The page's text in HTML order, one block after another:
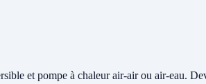
et pompe à chaleur air-air ou air-eau.